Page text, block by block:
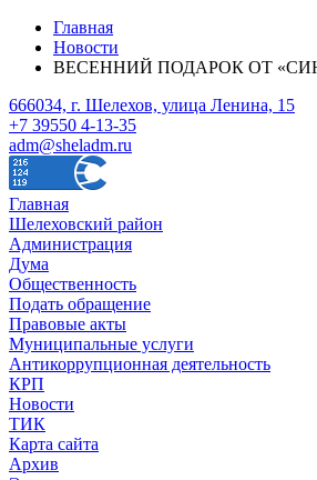
Главная
Новости
ВЕСЕННИЙ ПОДАРОК ОТ
666034, г. Шелехов, улица Ленина, 15
+7 39550 4-13-35
adm@sheladm.ru
Главная
Шелеховский район
Администрация
Дума
Общественность
Подать обращение
Правовые акты
Муниципальные услуги
Антикоррупционная деятельность
КРП
Новости
ТИК
Карта сайта
Архив